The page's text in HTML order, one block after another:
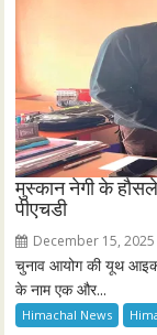
मुस्कान नेगी के हौसले
पीएचडी
December 15, 2025
चुनाव आयोग की यूथ
के नाम एक और...
Himachal News